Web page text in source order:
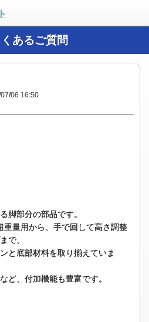
あるご質問
06 16:50
脚部分の部品です。
量用から、手で回して高さ調整
で、
と底部材料を取り揃えていま
ど、付加機能も豊富です。